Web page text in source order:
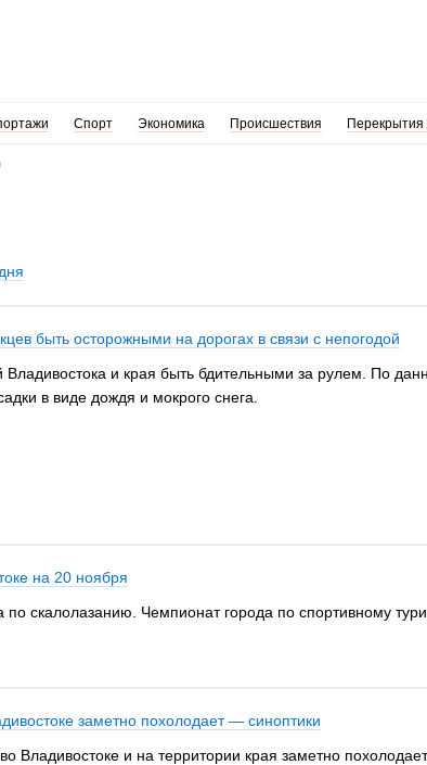
Спорт Экономика Происшествия Перекрытия
быть осторожными на дорогах в связи с непогодой
и края быть бдительными за рулем. По
в виде дождя и мокрого снега.
на 20 ноября
по скалолазанию. Чемпионат города по спортивному
заметно похолодает — синоптики
Владивостоке и на территории края заметно